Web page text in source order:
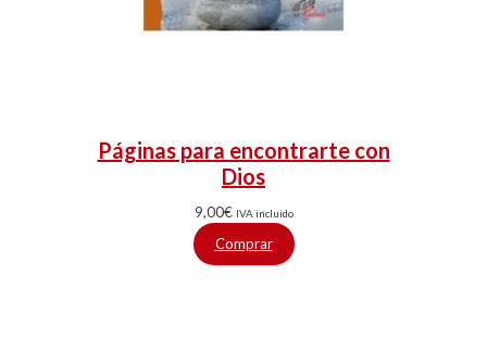
Páginas para encontrarte con
Dios
9,00€ IVA incluido
Comprar